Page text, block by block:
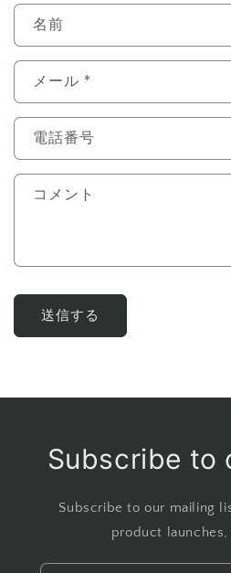
お
問
い
わ
フ
ォ
名前
メール *
電話番号
コメント
送信する
Subscribe to
Subscribe to our mailing
product launches,